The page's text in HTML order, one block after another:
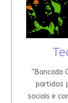
“Bancada
partidos
sociais e